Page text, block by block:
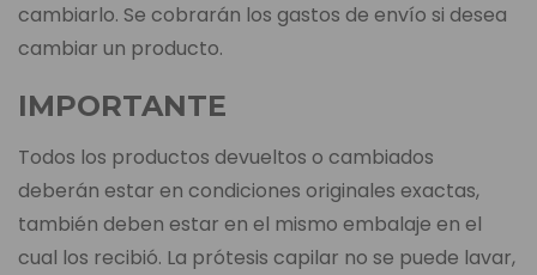
cambiarlo. Se cobrarán los gastos de envío si desea
cambiar un producto.
IMPORTANTE
Todos los productos devueltos o cambiados
deberán estar en condiciones originales exactas,
también deben estar en el mismo embalaje en el
cual los recibió. La prótesis capilar no se puede lavar,